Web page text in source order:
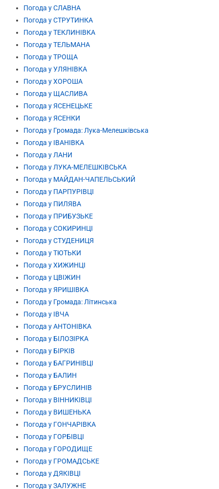
Погода у СЛАВНА
Погода у СТРУТИНКА
Погода у ТЕКЛИНІВКА
Погода у ТЕЛЬМАНА
Погода у ТРОЩА
Погода у УЛЯНІВКА
Погода у ХОРОША
Погода у ЩАСЛИВА
Погода у ЯСЕНЕЦЬКЕ
Погода у ЯСЕНКИ
Погода у Громада: Лука-Мелешківська
Погода у ІВАНІВКА
Погода у ЛАНИ
Погода у ЛУКА-МЕЛЕШКІВСЬКА
Погода у МАЙДАН-ЧАПЕЛЬСЬКИЙ
Погода у ПАРПУРІВЦІ
Погода у ПИЛЯВА
Погода у ПРИБУЗЬКЕ
Погода у СОКИРИНЦІ
Погода у СТУДЕНИЦЯ
Погода у ТЮТЬКИ
Погода у ХИЖИНЦІ
Погода у ЦВІЖИН
Погода у ЯРИШІВКА
Погода у Громада: Літинська
Погода у ІВЧА
Погода у АНТОНІВКА
Погода у БІЛОЗІРКА
Погода у БІРКІВ
Погода у БАГРИНІВЦІ
Погода у БАЛИН
Погода у БРУСЛИНІВ
Погода у ВІННИКІВЦІ
Погода у ВИШЕНЬКА
Погода у ГОНЧАРІВКА
Погода у ГОРБІВЦІ
Погода у ГОРОДИЩЕ
Погода у ГРОМАДСЬКЕ
Погода у ДЯКІВЦІ
Погода у ЗАЛУЖНЕ